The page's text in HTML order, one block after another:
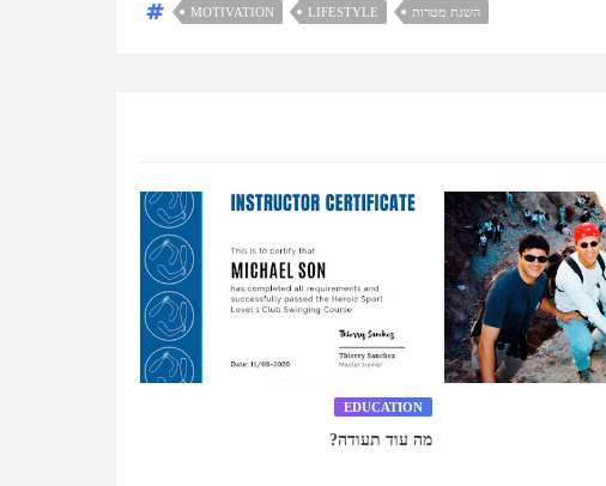
השגת מטרות LIFESTYLE
MOTIVATION
EDUCATION
מה עוד תעודה?